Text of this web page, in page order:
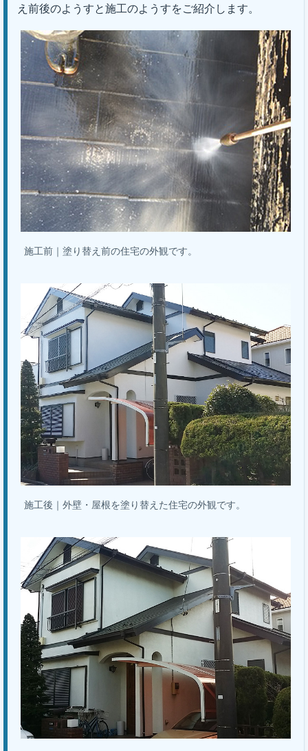
え前後のようすと施工のようすをご紹介します。
施工前｜塗り替え前の住宅の外観です。
施工後｜外壁・屋根を塗り替えた住宅の外観です。
株式会社丸巧